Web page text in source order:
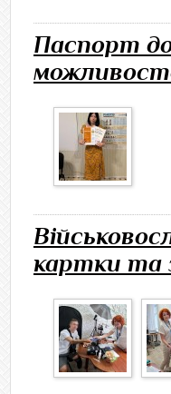
Паспорт
картки та